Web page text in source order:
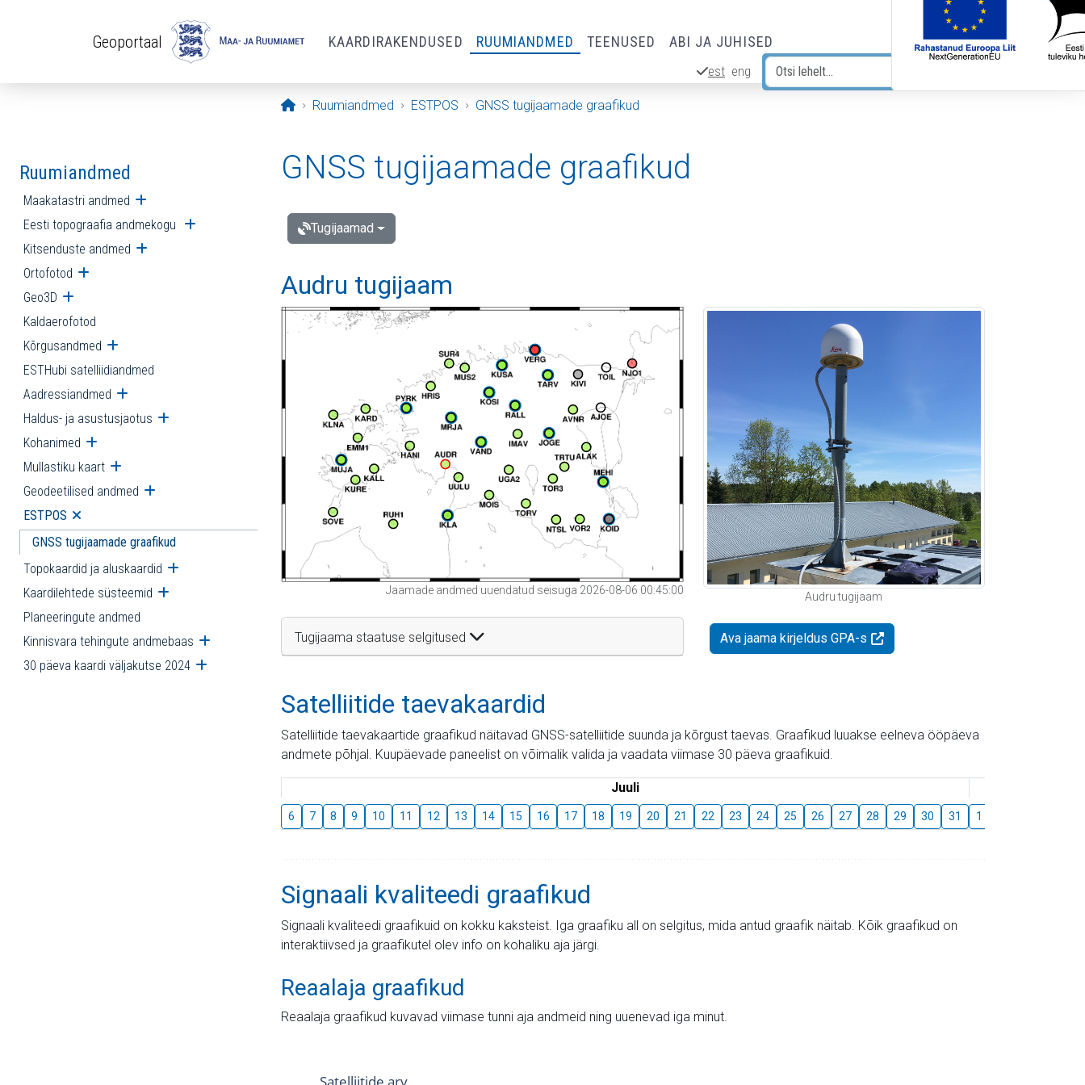
Geoportaal KAARDIRAKENDUSED RUUMIANDMED TEENUSED ABI JA JUHISED
est eng
Avaleht
Ruumiandmed ESTPOS GNSS tugijaamade graafikud
Ruumiandmed
Maakatastri andmed Ava alammenüü
Eesti topograafia andmekogu Ava alammenüü
Kitsenduste andmed Ava alammenüü
Ortofotod Ava alammenüü
Geo3D Ava alammenüü
Kaldaerofotod
Kõrgusandmed Ava alammenüü
ESTHubi satelliidiandmed
Aadressiandmed Ava alammenüü
Haldus- ja asustusjaotus Ava alammenüü
Kohanimed Ava alammenüü
Mullastiku kaart Ava alammenüü
Geodeetilised andmed Ava alammenüü
ESTPOS Ava alammenüü
GNSS tugijaamade graafikud
Topokaardid ja aluskaardid Ava alammenüü
Kaardilehtede süsteemid Ava alammenüü
Planeeringute andmed
Kinnisvara tehingute andmebaas Ava alammenüü
30 päeva kaardi väljakutse 2024 Ava alammenüü
GNSS tugijaamade graafikud
Tugijaamad
Audru tugijaam
Jaamade andmed uuendatud seisuga 2026-08-06 00:45:00
Tugijaama staatuse selgitused
Audru tugijaam
Ava jaama kirjeldus GPA-s
Satelliitide taevakaardid
Satelliitide taevakaartide graafikud näitavad GNSS-satelliitide suunda ja kõrgust taevas. Graafikud luuakse eelneva ööpäeva
andmete põhjal. Kuupäevade paneelist on võimalik valida ja vaadata viimase 30 päeva graafikuid.
Juuli
6 7 8 9 10 11 12 13 14 15 16 17 18 19 20 21 22 23 24 25 26 27 28 29 30 31 1
Signaali kvaliteedi graafikud
Signaali kvaliteedi graafikuid on kokku kaksteist. Iga graafiku all on selgitus, mida antud graafik näitab. Kõik graafikud on
interaktiivsed ja graafikutel olev info on kohaliku aja järgi.
Reaalaja graafikud
Reaalaja graafikud kuvavad viimase tunni aja andmeid ning uuenevad iga minut.